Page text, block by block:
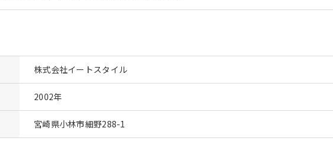
株式会社イートスタイル
2002年
宮崎県小林市細野288-1